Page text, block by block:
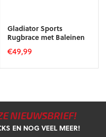
productpagina
Gladiator Sports
Rugbrace met Baleinen
€49,99
Deze
optie
NIEUWSBRIEF!
EN NOG VEEL MEER!